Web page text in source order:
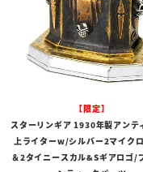
【限定】
スターリンギア 1930年製アンテ
上ライターw/シルバー2マイク
＆2タイニースカル&Sギアロゴ/